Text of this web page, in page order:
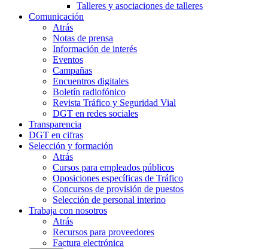
Talleres y asociaciones de talleres
Comunicación
Atrás
Notas de prensa
Información de interés
Eventos
Campañas
Encuentros digitales
Boletín radiofónico
Revista Tráfico y Seguridad Vial
DGT en redes sociales
Transparencia
DGT en cifras
Selección y formación
Atrás
Cursos para empleados públicos
Oposiciones específicas de Tráfico
Concursos de provisión de puestos
Selección de personal interino
Trabaja con nosotros
Atrás
Recursos para proveedores
Factura electrónica